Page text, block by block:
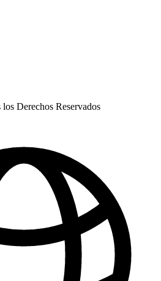
Derechos Reservados